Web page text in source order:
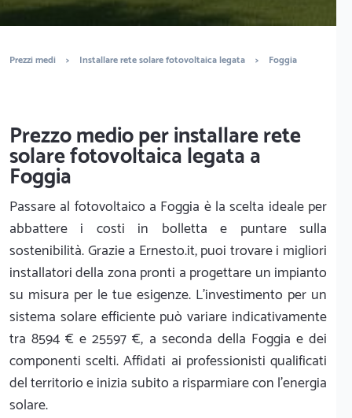
Prezzi medi > Installare rete solare fotovoltaica legata > Foggia
Prezzo medio per installare rete
solare fotovoltaica legata a
Foggia
Passare al fotovoltaico a Foggia è la scelta ideale per
abbattere i costi in bolletta e puntare sulla
sostenibilità. Grazie a Ernesto.it, puoi trovare i migliori
installatori della zona pronti a progettare un impianto
su misura per le tue esigenze. L'investimento per un
sistema solare efficiente può variare indicativamente
tra 8594 € e 25597 €, a seconda della Foggia e dei
componenti scelti. Affidati ai professionisti qualificati
del territorio e inizia subito a risparmiare con l'energia
solare.